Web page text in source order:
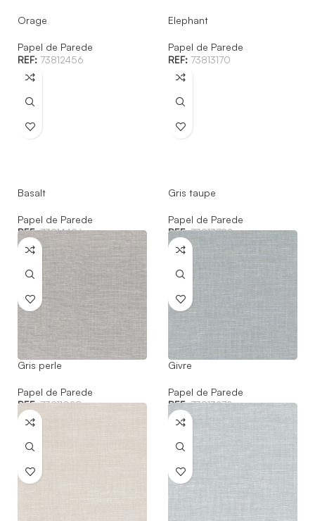
Orage
Papel de Parede
REF: 73812456
Elephant
Papel de Parede
REF: 73813170
Basalt
Papel de Parede
REF:73814496
Gris taupe
Papel de Parede
REF:73813782
Gris perle
Papel de Parede
REF:73811028
Givre
Papel de Parede
REF:73813272